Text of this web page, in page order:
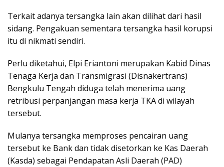
Terkait adanya tersangka lain akan dilihat dari hasil
sidang. Pengakuan sementara tersangka hasil korupsi
itu di nikmati sendiri.
Perlu diketahui, Elpi Eriantoni merupakan Kabid Dinas
Tenaga Kerja dan Transmigrasi (Disnakertrans)
Bengkulu Tengah diduga telah menerima uang
retribusi perpanjangan masa kerja TKA di wilayah
tersebut.
Mulanya tersangka memproses pencairan uang
tersebut ke Bank dan tidak disetorkan ke Kas Daerah
(Kasda) sebagai Pendapatan Asli Daerah (PAD)